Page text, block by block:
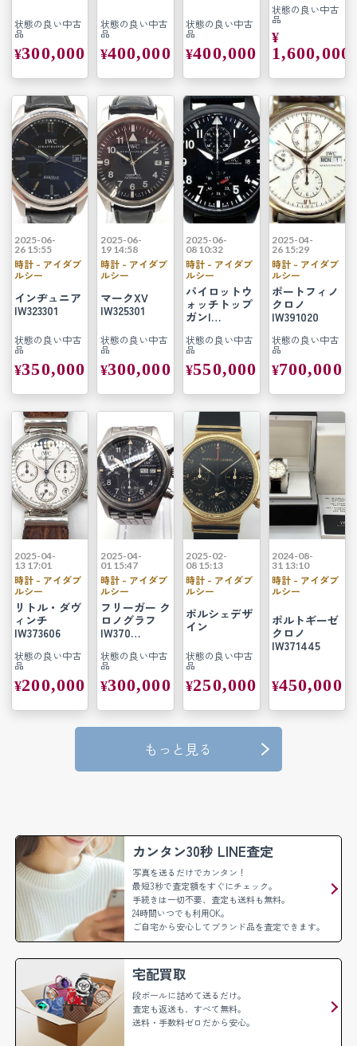
状態の良い中古
品
¥300,000
状態の良い中古
品
¥400,000
状態の良い中古
品
¥400,000
状態の良い中古
品
¥
1,600,000
2025-06-
26 15:55
時計 - アイダブ
ルシー
インヂュニア
IW323301
状態の良い中古
品
¥350,000
2025-06-
19 14:58
時計 - アイダブ
ルシー
マークXV
IW325301
状態の良い中古
品
¥300,000
2025-06-
08 10:32
時計 - アイダブ
ルシー
パイロットウ
ォッチトップ
ガンI…
状態の良い中古
品
¥550,000
2025-04-
26 15:29
時計 - アイダブ
ルシー
ポートフィノ
クロノ
IW391020
状態の良い中古
品
¥700,000
2025-04-
13 17:01
時計 - アイダブ
ルシー
リトル・ダヴ
ィンチ
IW373606
状態の良い中古
品
¥200,000
2025-04-
01 15:47
時計 - アイダブ
ルシー
フリーガー ク
ロノグラフ
IW370…
状態の良い中古
品
¥300,000
2025-02-
08 15:13
時計 - アイダブ
ルシー
ポルシェデザ
イン
状態の良い中古
品
¥250,000
2024-08-
31 13:10
時計 - アイダブ
ルシー
ポルトギーゼ
クロノ
IW371445
¥450,000
もっと見る
カンタン30秒 LINE査定
写真を送るだけでカンタン！
最短3秒で査定額をすぐにチェック。
手続きは一切不要、査定も送料も無料。
24時間いつでも利用OK。
ご自宅から安心してブランド品を査定できます。
宅配買取
段ボールに詰めて送るだけ。
査定も返送も、すべて無料。
送料・手数料ゼロだから安心。